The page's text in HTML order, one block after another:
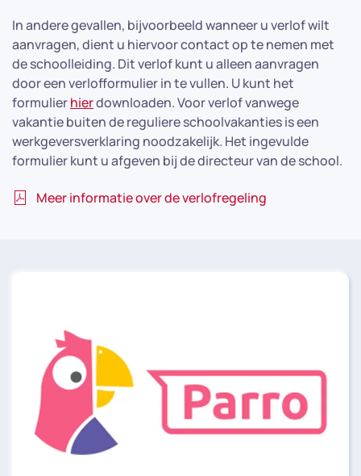
In andere gevallen, bijvoorbeeld wanneer u verlof wilt
aanvragen, dient u hiervoor contact op te nemen met
de schoolleiding. Dit verlof kunt u alleen aanvragen
door een verlofformulier in te vullen. U kunt het
formulierhierdownloaden. Voor verlof vanwege
vakantie buiten de reguliere schoolvakanties is een
werkgeversverklaring noodzakelijk. Het ingevulde
formulier kunt u afgeven bij de directeur van de school.
Meer informatie over de verlofregeling